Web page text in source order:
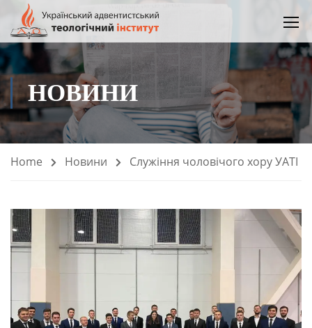
НОВИНИ
Home Новини Служіння чоловічого хору УАТІ